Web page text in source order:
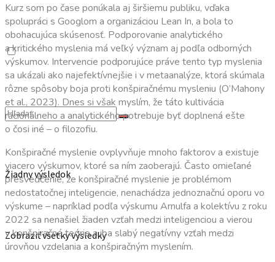
Žiadny výsledok
Zobraziť všetky výsledky
Kurz som po čase ponúkala aj širšiemu publiku, vďaka
spolupráci s Googlom a organizáciou Lean In, a bola to
obohacujúca skúsenosť. Podporovanie analytického
a kritického myslenia má veľký význam aj podľa odborných
výskumov. Intervencie podporujúce práve tento typ myslenia
sa ukázali ako najefektívnejšie i v metaanalýze, ktorá skúmala
rôzne spôsoby boja proti konšpiračnému mysleniu (O’Mahony
et al., 2023). Dnes si však myslím, že táto kultivácia
racionálneho a analytického potrebuje byť doplnená ešte
o čosi iné – o filozofiu.
Konšpiračné myslenie ovplyvňuje mnoho faktorov a existuje
viacero výskumov, ktoré sa ním zaoberajú. Často omieľané
presvedčenie, že konšpiračné myslenie je problémom
nedostatočnej inteligencie, nenachádza jednoznačnú oporu vo
výskume – napríklad podľa výskumu Arnulfa a kolektívu z roku
2022 sa nenašiel žiaden vzťah medzi inteligenciou a vierou
v konšpiračné teórie a iba slabý negatívny vzťah medzi
úrovňou vzdelania a konšpiračným myslením.